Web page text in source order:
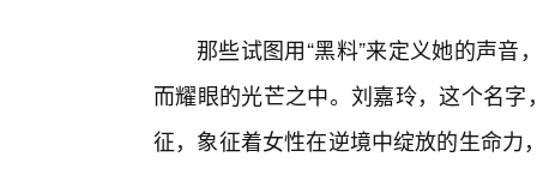
那些试图用“黑料”来定义她的声
而耀眼的光芒之中。刘嘉玲，这个名
征，象征着女性在逆境中绽放的生命